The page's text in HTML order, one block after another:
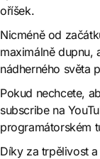
oříšek.
Nicméně od
maximálně dupnu,
nádherného světa
Pokud nechcete,
subscribe na
programátorském
Díky za trpělivost